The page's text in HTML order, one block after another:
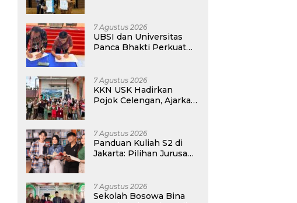
7 Agustus 2026
UBSI dan Universitas
Panca Bhakti Perkuat
7 Agustus 2026
KKN USK Hadirkan
Pojok Celengan, Ajarkan
7 Agustus 2026
Panduan Kuliah S2 di
Jakarta: Pilihan Jurusan,
7 Agustus 2026
Sekolah Bosowa Bina